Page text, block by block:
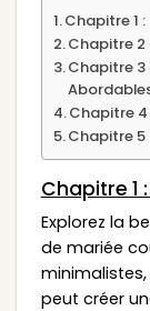
Chapitre 1
Chapitre 2
Chapitre 3
Chapitre 4
Chapitre 5
Chapitre 1
Explorez la
de mariée
peut créer